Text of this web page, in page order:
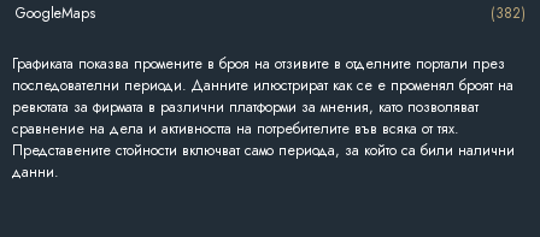
GoogleMaps (382)
Графиката показва промените в броя на отзивите в отделните портали през
последователни периоди. Данните илюстрират как се е променял броят на
ревютата за фирмата в различни платформи за мнения, като позволяват
сравнение на дела и активността на потребителите във всяка от тях.
Представените стойности включват само периода, за който са били налични
данни.